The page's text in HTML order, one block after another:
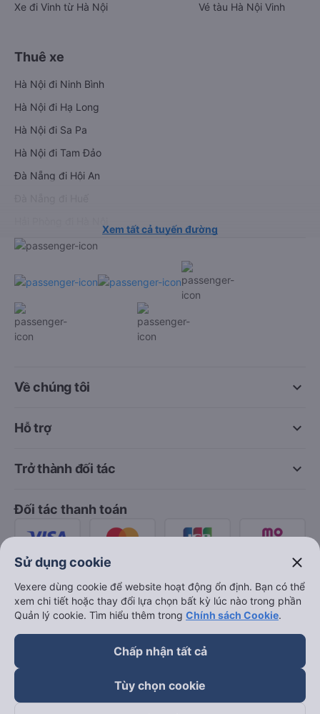
Xe đi Vinh từ Hà Nội
Vé tàu Hà Nội Vinh
Thuê xe
Hà Nội đi Ninh Bình
Hà Nội đi Hạ Long
Hà Nội đi Sa Pa
Hà Nội đi Tam Đảo
Đà Nẵng đi Hội An
Xem tất cả tuyến đường
keyboard_arrow_down
Về chúng tôi
keyboard_arrow_down
Hỗ trợ
keyboard_arrow_down
Trở thành đối tác
Đối tác thanh toán
Sử dụng cookie close
Vexere dùng cookie để website hoạt động ổn định. Bạn có thể
xem chi tiết hoặc thay đổi lựa chọn bất kỳ lúc nào trong phần
Quản lý cookie. Tìm hiểu thêm trong Chính sách Cookie.
Chấp nhận tất cả
Tùy chọn cookie